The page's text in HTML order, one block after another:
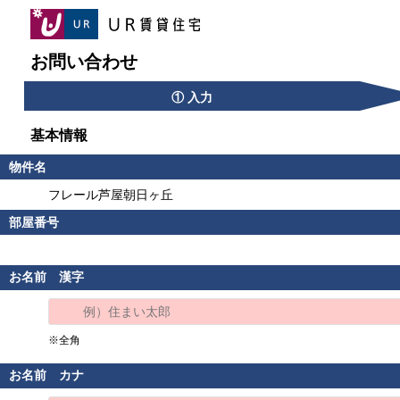
お問い合わせ
① 入力
基本情報
物件名
フレール芦屋朝日ヶ丘
部屋番号
お名前 漢字
※全角
お名前 カナ